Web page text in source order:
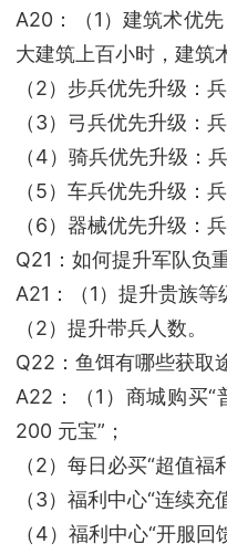
A20：（1）建筑术优
大建筑上百小时，建筑
（2）步兵优先升级：
（3）弓兵优先升级：
（4）骑兵优先升级：
（5）车兵优先升级：
（6）器械优先升级：
Q21：如何提升军队负
A21：（1）提升贵族等
（2）提升带兵人数。
Q22：鱼饵有哪些获取
A22：（1）商城购买
200 元宝”；
（2）每日必买“超值福
（3）福利中心“连续充
（4）福利中心“开服回